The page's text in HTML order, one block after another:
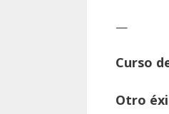
—
Curso
Otro